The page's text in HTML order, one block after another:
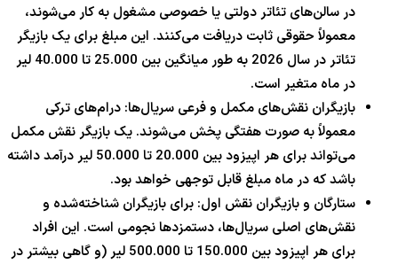
در سالن‌های تئاتر دولتی یا خصوصی مشغول به کار می‌شوند،
معمولاً حقوقی ثابت دریافت می‌کنند. این مبلغ برای یک بازیگر
تئاتر در سال 2026 به طور میانگین بین 25.000 تا 40.000 لیر
در ماه متغیر است.
بازیگران نقش‌های مکمل و فرعی سریال‌ها: درام‌های ترکی
معمولاً به صورت هفتگی پخش می‌شوند. یک بازیگر نقش مکمل
می‌تواند برای هر اپیزود بین 20.000 تا 50.000 لیر درآمد داشته
باشد که در ماه مبلغ قابل توجهی خواهد بود.
ستارگان و بازیگران نقش اول: برای بازیگران شناخته‌شده و
نقش‌های اصلی سریال‌ها، دستمزدها نجومی است. این افراد
برای هر اپیزود بین 150.000 تا 500.000 لیر (و گاهی بیشتر در